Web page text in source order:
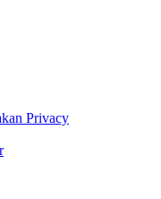
Privacy